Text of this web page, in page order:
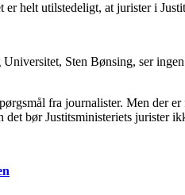
helt utilstedeligt, at jurister i
Sten Bønsing, ser
fra journalister. Men der
bør Justitsministeriets jurister